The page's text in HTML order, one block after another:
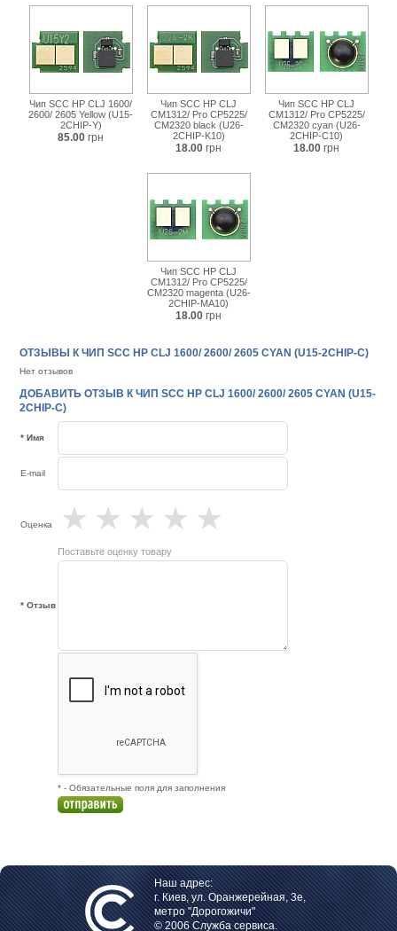
Чип SCC HP СLJ 1600/
2600/ 2605 Yellow (U15-
2CHIP-Y)
85.00 грн
Чип SCC HP СLJ
CM1312/ Pro CP5225/
CM2320 black (U26-
2CHIP-K10)
18.00 грн
Чип SCC HP СLJ
CM1312/ Pro CP5225/
CM2320 cyan (U26-
2CHIP-C10)
18.00 грн
Чип SCC HP СLJ
CM1312/ Pro CP5225/
CM2320 magenta (U26-
2CHIP-MA10)
18.00 грн
ОТЗЫВЫ К ЧИП SCC HP СLJ 1600/ 2600/ 2605 CYAN (U15-2CHIP-C)
Нет отзывов
ДОБАВИТЬ ОТЗЫВ К ЧИП SCC HP СLJ 1600/ 2600/ 2605 CYAN (U15-
2CHIP-C)
* Имя
E-mail
Оценка ★
★
★
★
★
Поставьте оценку товару
* Отзыв
* - Обязательные поля для заполнения
Наш адрес:
г. Киев, ул. Оранжерейная, 3е,
метро "Дорогожичи"
© 2006 Служба сервиса.